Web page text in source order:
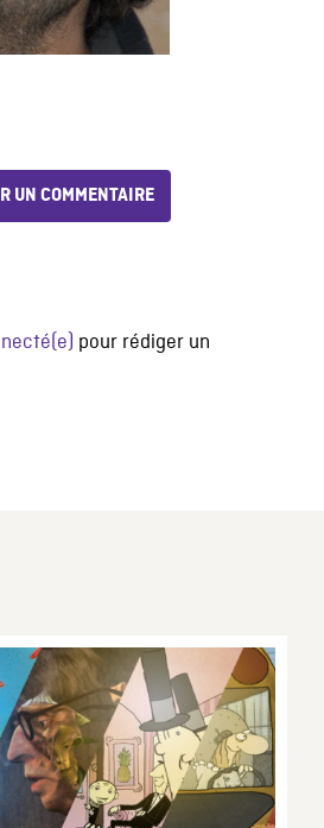
UN COMMENTAIRE
pour rédiger un